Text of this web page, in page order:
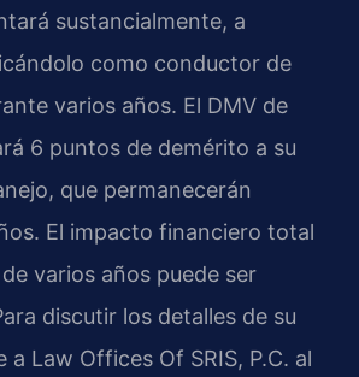
sustancialmente, a
como conductor de
varios años. El DMV de
6 puntos de demérito a su
que permanecerán
El impacto financiero total
varios años puede ser
discutir los detalles de su
Law Offices Of SRIS, P.C. al